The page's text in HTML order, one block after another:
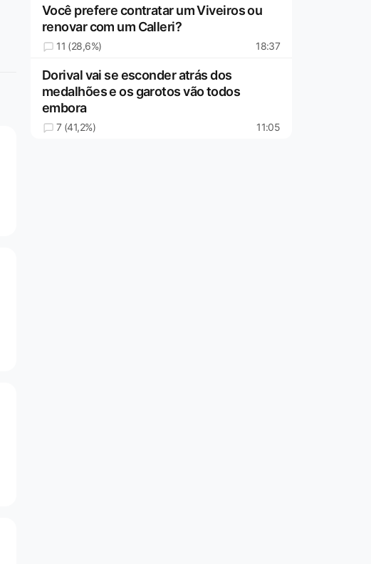
Você prefere contratar um Viveiros ou
renovar com um Calleri?
11 (28,6%) 18:37
Dorival vai se esconder atrás dos
medalhões e os garotos vão todos
embora
7 (41,2%) 11:05